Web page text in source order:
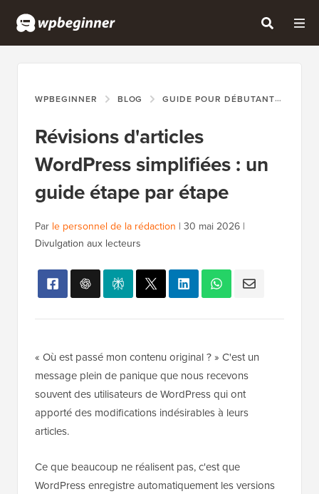
WPBEGINNER BLOG GUIDE POUR DÉBUTANTS
Révisions d'articles
WordPress simplifiées : un
guide étape par étape
Par le personnel de la rédaction | 30 mai 2026 |
Divulgation aux lecteurs
« Où est passé mon contenu original ? » C'est un
message plein de panique que nous recevons
souvent des utilisateurs de WordPress qui ont
apporté des modifications indésirables à leurs
articles.
Ce que beaucoup ne réalisent pas, c'est que
WordPress enregistre automatiquement les versions